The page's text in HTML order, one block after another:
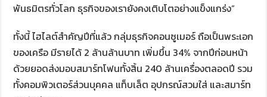
พันธมิตรทั่วโลก ธุรกิจของเรายังคงเติบโตอย่างแข็งแกร่ง”
ทั้งนี้ ไฮไลต์สำคัญปีที่แล้ว กลุ่มธุรกิจคอนซูเมอร์ ถือเป็นพระเอก
ของเครือ มีรายได้ 2 ล้านล้านบาท เพิ่มขึ้น 34% จากปีก่อนหน้า
ด้วยยอดส่งมอบสมาร์ทโฟนทั้งสิ้น 240 ล้านเครื่องตลอดปี รวม
ทั้งคอมพิวเตอร์ส่วนบุคคล แท็บเล็ต อุปกรณ์สวมใส่ และสมาร์ท